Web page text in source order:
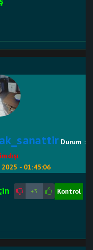
Durum :
- 01:45:06
+3 Kontrol